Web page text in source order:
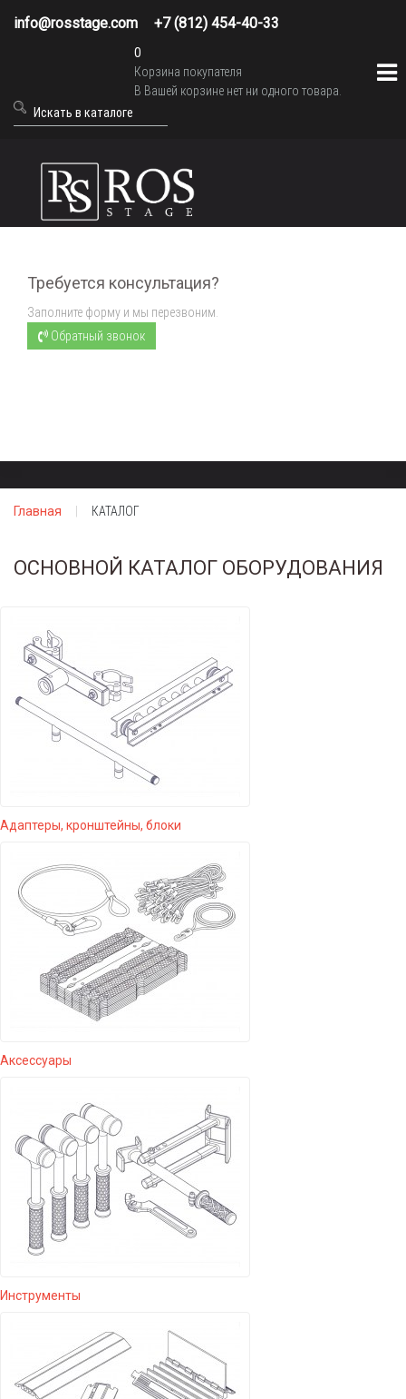
info@rosstage.com +7 (812) 454-40-33
0
Корзина покупателя
В Вашей корзине нет ни одного товара.
Требуется консультация?
Заполните форму и мы перезвоним.
Обратный звонок
Главная КАТАЛОГ
ОСНОВНОЙ КАТАЛОГ ОБОРУДОВАНИЯ
Адаптеры, кронштейны, блоки
Аксессуары
Инструменты